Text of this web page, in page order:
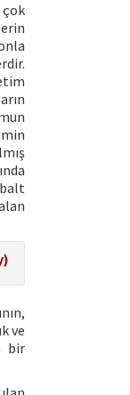
ve
bir